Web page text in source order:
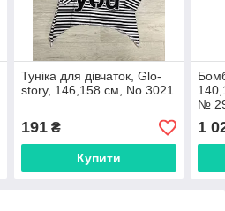
Туніка для дівчаток, Glo-
story, 146,158 см, No 3021
191₴
Купити
№
1